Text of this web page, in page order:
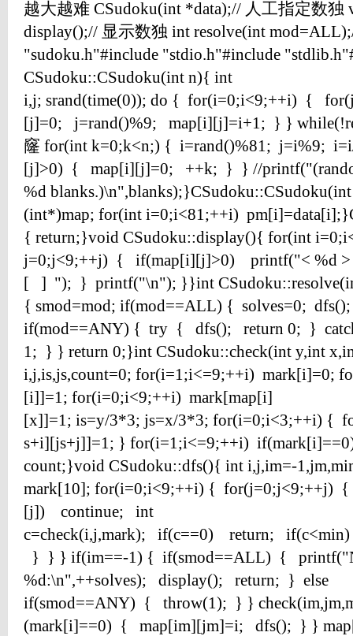
越大越难 CSudoku(int *data);// 人工指定数独
display();// 显示数独 int resolve(int
"sudoku.h"#include "stdio.h"#include
CSudoku::CSudoku(int n){ int
i,j; srand(time(0)); do { for(i=0;i<9;++i) {
[j]=0; j=rand()%9; map[i][j]=i+1; } }
窿 for(int k=0;k<n;) { i=rand()%81; j=i%9;
[j]>0) { map[i][j]=0; ++k; } } //
%d
(int*)map; for(int i=0;i<81;++i)
{ return;}void CSudoku::display(){ for(int
j=0;j<9;++j) { if(map[i][j]>0) printf("< %d
[ ] "); } printf("\n"); }}int
{ smod=mod; if(mod==ALL) { solves=0; dfs();
if(mod==ANY) { try { dfs(); return 0; }
1; } } return 0;}int CSudoku::check(int y,int
i,j,is,js,count=0; for(i=1;i<=9;++i) mark[i]=0;
[i]]=1; for(i=0;i<9;++i) mark[map[i]
[x]]=1; is=y/3*3; js=x/3*3; for(i=0;i<3;++i) {
s+i][js+j]]=1; } for(i=1;i<=9;++i)
count;}void CSudoku::dfs(){ int i,j,im=-
mark[10]; for(i=0;i<9;++i) { for(j=0;j<9;++j)
[j]) continue; int
c=check(i,j,mark); if(c==0) return;
} } } if(im==-1) { if(smod==ALL) {
%d:\n",++solves); display(); return; } else
if(smod==ANY) { throw(1); } }
(mark[i]==0) { map[im][jm]=i; dfs(); } }